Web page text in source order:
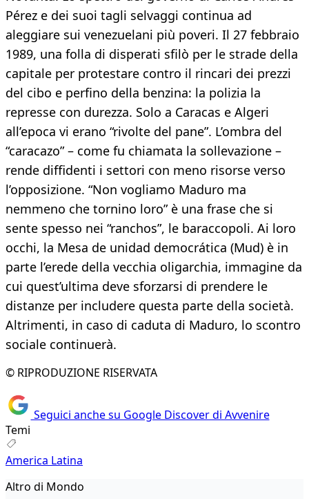
Pérez e dei suoi tagli selvaggi continua ad
aleggiare sui venezuelani più poveri. Il 27 febbraio
1989, una folla di disperati sfilò per le strade della
capitale per protestare contro il rincari dei prezzi
del cibo e perfino della benzina: la polizia la
represse con durezza. Solo a Caracas e Algeri
all’epoca vi erano “rivolte del pane”. L’ombra del
“caracazo” – come fu chiamata la sollevazione –
rende diffidenti i settori con meno risorse verso
l’opposizione. “Non vogliamo Maduro ma
nemmeno che tornino loro” è una frase che si
sente spesso nei “ranchos”, le baraccopoli. Ai loro
occhi, la Mesa de unidad democrática (Mud) è in
parte l’erede della vecchia oligarchia, immagine da
cui quest’ultima deve sforzarsi di prendere le
distanze per includere questa parte della società.
Altrimenti, in caso di caduta di Maduro, lo scontro
sociale continuerà.
© RIPRODUZIONE RISERVATA
Seguici anche su Google Discover di Avvenire
Temi
America Latina
Altro di Mondo